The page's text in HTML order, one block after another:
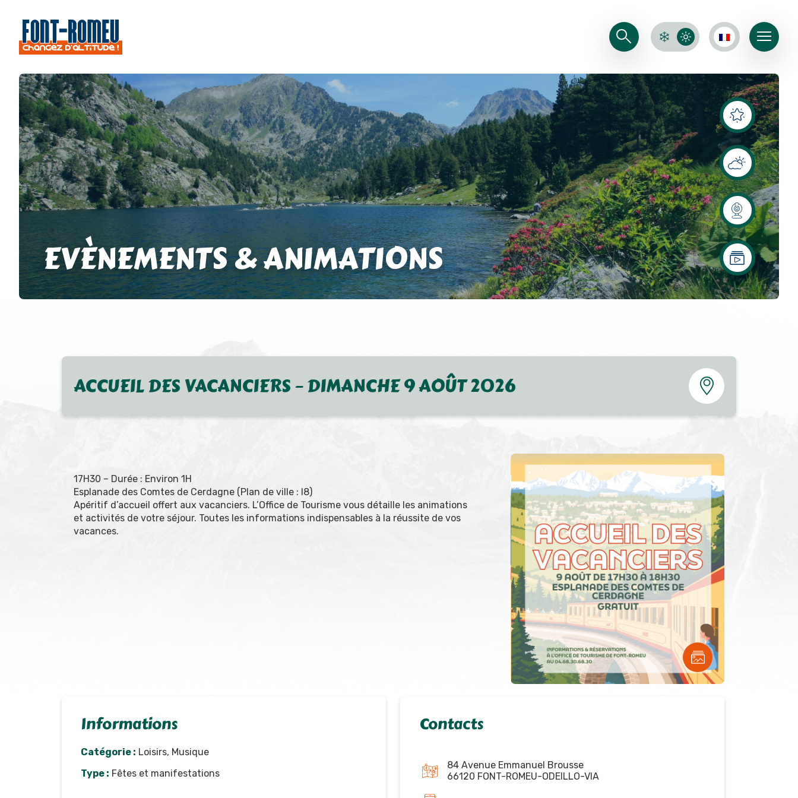
EVÈNEMENTS & ANIMATIONS
ACCUEIL DES VACANCIERS – DIMANCHE 9 AOÛT 2026
17H30 – Durée : Environ 1H
Esplanade des Comtes de Cerdagne (Plan de ville : I8)
Apéritif d’accueil offert aux vacanciers. L’Office de Tourisme vous détaille les animations
et activités de votre séjour. Toutes les informations indispensables à la réussite de vos
vacances.
Informations
Catégorie : Loisirs, Musique
Type : Fêtes et manifestations
Contacts
84 Avenue Emmanuel Brousse
66120 FONT-ROMEU-ODEILLO-VIA